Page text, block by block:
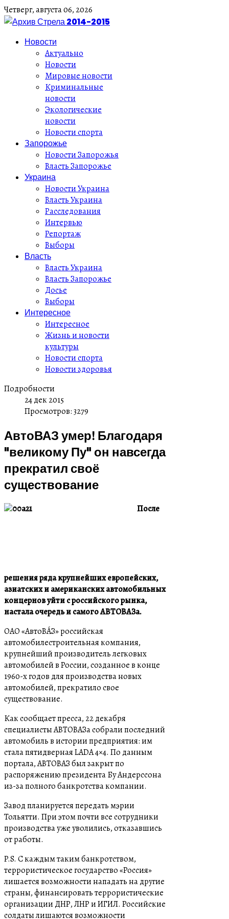
Четверг,августа06, 2026
Новости
Актуально
Новости
Мировые новости
Криминальные
новости
Экологические
новости
Новости спорта
Запорожье
Новости Запорожья
Власть Запорожье
Украина
Новости Украина
Власть Украина
Расследования
Интервью
Репортаж
Выборы
Власть
Власть Украина
Власть Запорожье
Досье
Выборы
Интересное
Интересное
Жизнь и новости
культуры
Новости спорта
Новости здоровья
Подробности
24 дек 2015
Просмотров: 3279
АвтоВАЗ умер! Благодаря
"великому Пу" он навсегда
прекратил своё
существование
После
решения ряда крупнейших европейских,
азиатских и американских автомобильных
концернов уйти с российского рынка,
настала очередь и самого АВТОВАЗа.
ОАО «АвтоВА́З» российская
автомобилестроительная компания,
крупнейший производитель легковых
автомобилей в России, созданное в конце
1960-х годов для производства новых
автомобилей, прекратило свое
существование.
Как сообщает пресса, 22 декабря
специалисты АВТОВАЗа собрали последний
автомобиль в истории предприятия: им
стала пятидверная LADA 4×4. По данным
портала, АВТОВАЗ был закрыт по
распоряжению президента Бу Андерссона
из-за полного банкротства компании.
Завод планируется передать мэрии
Тольятти. При этом почти все сотрудники
производства уже уволились, отказавшись
от работы.
P.S. С каждым таким банкротством,
террористическое государство «Россия»
лишается возможности нападать на другие
страны, финансировать террористические
организации ДНР, ЛНР и ИГИЛ. Российские
солдаты лишаются возможности